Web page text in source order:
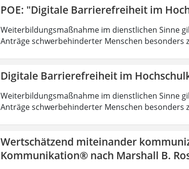
POE: "Digitale Barrierefreiheit im
Weiterbildungsmaßnahme im dienstlichen Sinne
Anträge schwerbehinderter Menschen besonders
Digitale Barrierefreiheit im
Weiterbildungsmaßnahme im dienstlichen Sinne
Anträge schwerbehinderter Menschen besonders
Wertschätzend miteinander
Kommunikation® nach Marshall B.